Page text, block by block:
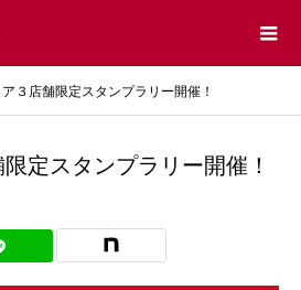
３店舗限定スタンプラリー開催！
定スタンプラリー開催！